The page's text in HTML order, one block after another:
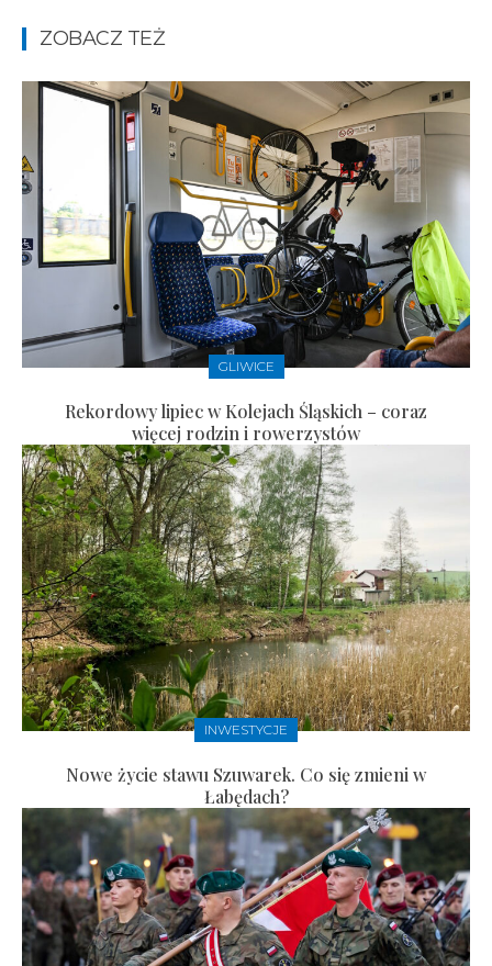
ZOBACZ TEŻ
GLIWICE
Rekordowy lipiec w Kolejach Śląskich – coraz
więcej rodzin i rowerzystów
INWESTYCJE
Nowe życie stawu Szuwarek. Co się zmieni w
Łabędach?